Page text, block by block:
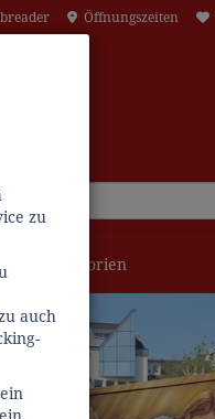
zu
auch
Öffnungszeiten
Alle Kategorien